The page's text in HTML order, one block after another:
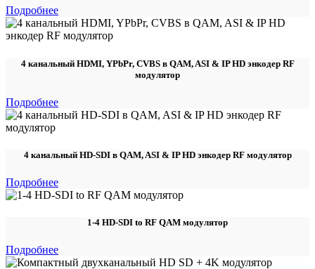
Подробнее
4 канальный HDMI, YPbPr, CVBS в QAM, ASI & IP HD энкодер RF
модулятор
Подробнее
4 канальный HD-SDI в QAM, ASI & IP HD энкодер RF модулятор
Подробнее
1-4 HD-SDI to RF QAM модулятор
Подробнее